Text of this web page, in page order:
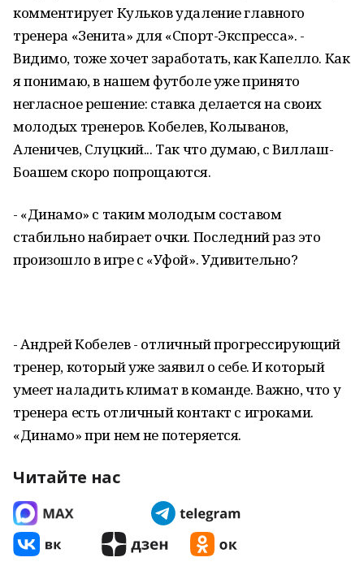
комментирует Кульков удаление главного
тренера «Зенита» для «Спорт-Экспресса». -
Видимо, тоже хочет заработать, как Капелло. Как
я понимаю, в нашем футболе уже принято
негласное решение: ставка делается на своих
молодых тренеров. Кобелев, Колыванов,
Аленичев, Слуцкий... Так что думаю, с Виллаш-
Боашем скоро попрощаются.
- «Динамо» с таким молодым составом
стабильно набирает очки. Последний раз это
произошло в игре с «Уфой». Удивительно?
- Андрей Кобелев - отличный прогрессирующий
тренер, который уже заявил о себе. И который
умеет наладить климат в команде. Важно, что у
тренера есть отличный контакт с игроками.
«Динамо» при нем не потеряется.
Читайте нас